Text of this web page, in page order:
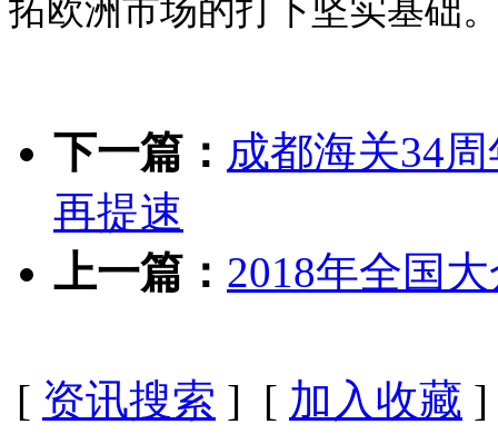
拓欧洲市场的打下坚实基础
下一篇： 成都海关34
再提速
上一篇： 2018年全国
[ 资讯搜索 ] [ 加入收藏